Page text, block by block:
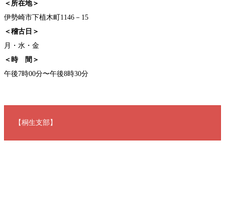
＜所在地＞
伊勢崎市下植木町1146－15
＜稽古日＞
月・水・金
＜時 間＞
午後7時00分〜午後8時30分
【桐生支部】